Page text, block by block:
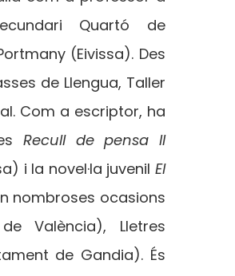
Quartó de
(Eivissa). Des
de Llengua, Taller
Com a escriptor, ha
Recull de pensa II
i la novel·la juvenil El
nombroses ocasions
València), Lletres
de Gandia). És